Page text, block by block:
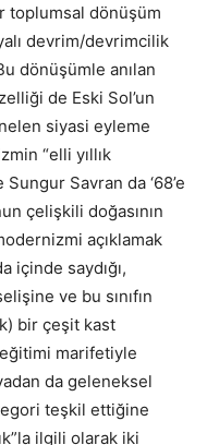
toplumsal dönüşüm
devrim/devrimcilik
dönüşümle anılan
de Eski Sol’un
siyasi eyleme
“elli yıllık
Sungur Savran da ‘68’e
çelişkili doğasının
açıklamak
içinde saydığı,
ve bu sınıfın
bir çeşit kast
marifetiyle
da geleneksel
teşkil ettiğine
ilgili olarak iki